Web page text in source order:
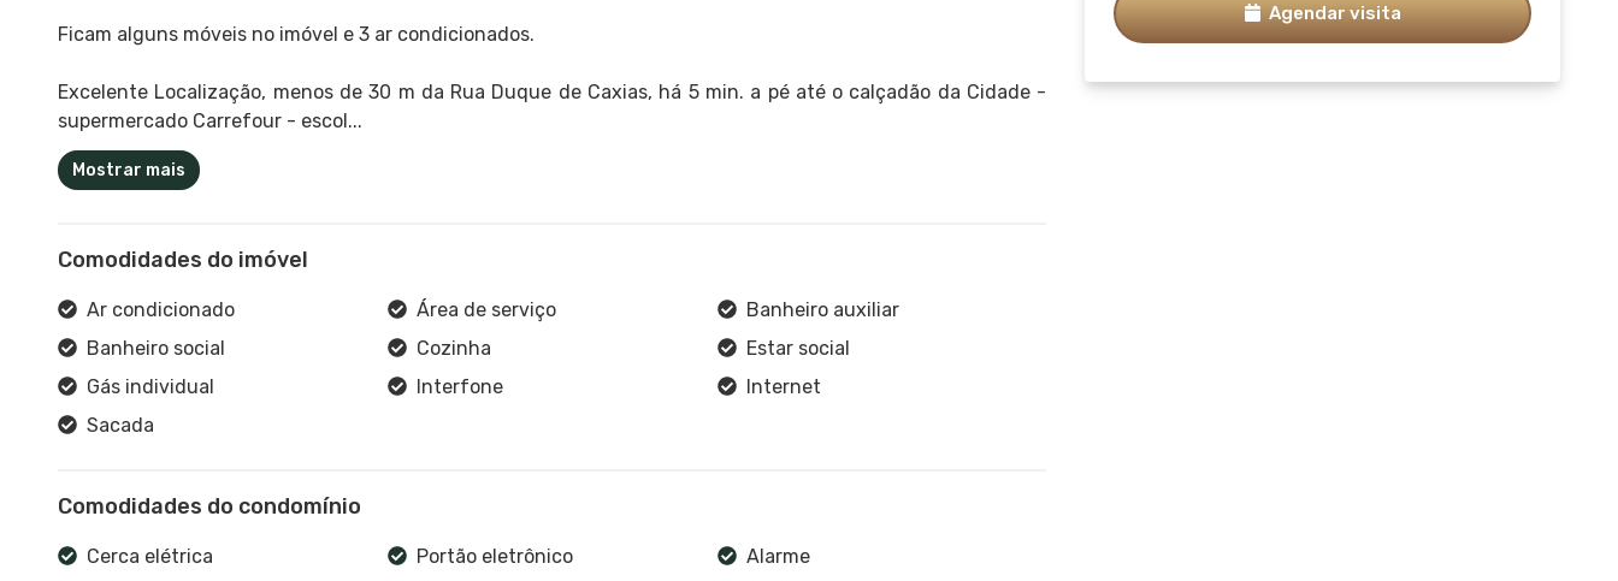
Ficam alguns móveis no imóvel e 3 ar condicionados.
Excelente Localização, menos de 30 m da Rua Duque de Caxias, há 5 min. a pé até o calçadão da Cidade -
supermercado Carrefour - escol...
Mostrar mais
Comodidades do imóvel
Ar condicionado Área de serviço
Banheiro auxiliar
Banheiro social
Cozinha
Estar social
Gás individual
Interfone
Internet
Sacada
Comodidades do condomínio
Cerca elétrica Portão eletrônico
Alarme
Agendar visita